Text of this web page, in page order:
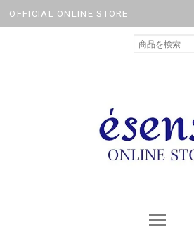
OFFICIAL ONLINE STORE